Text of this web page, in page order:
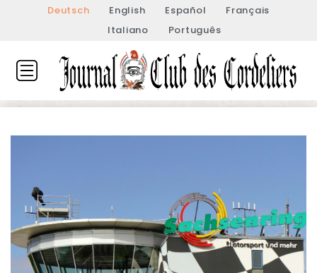
Deutsch English Español
Français
Italiano
Português